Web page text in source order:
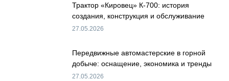
Трактор «Кировец» К-700: история
создания, конструкция и обслуживание
27.05.2026
Передвижные автомастерские в горной
добыче: оснащение, экономика и тренды
27.05.2026